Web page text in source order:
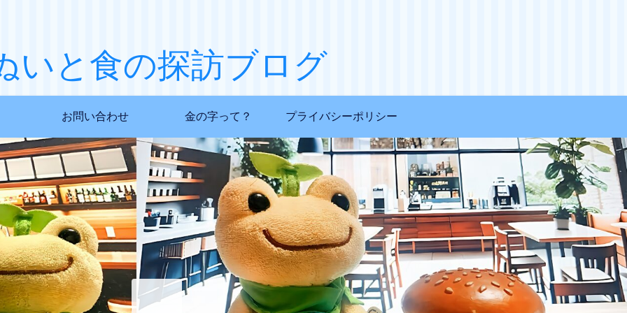
いと食の探訪ブログ
お問い合わせ 金の字って？ プライバシーポリシー